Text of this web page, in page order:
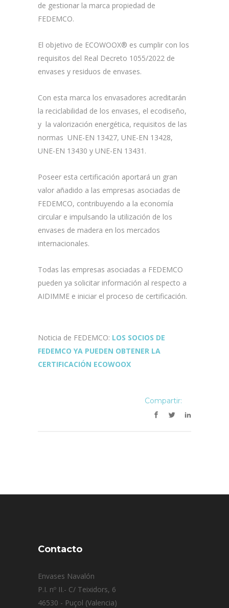
de gestionar la marca propiedad de
FEDEMCO.
El objetivo de ECOWOOX® es cumplir con los
requisitos del Real Decreto 1055/2022 de
envases y residuos de envases.
Con esta marca los envasadores acreditarán
la reciclabilidad de los envases, el ecodiseño,
y la valorización energética, requisitos de las
normas UNE-EN 13427, UNE-EN 13428,
UNE-EN 13430 y UNE-EN 13431.
Poseer esta certificación aportará un gran
valor añadido a las empresas asociadas de
FEDEMCO, contribuyendo a la economía
circular e impulsando la utilización de los
envases de madera en los mercados
internacionales.
Todas las empresas asociadas a FEDEMCO
pueden ya solicitar información al respecto a
AIDIMME e iniciar el proceso de certificación.
Noticia de FEDEMCO: LOS SOCIOS DE
FEDEMCO YA PUEDEN OBTENER LA
CERTIFICACIÓN ECOWOOX
Compartir:
Contacto
Envases Navalón
P.I. nº II.- C/ Teixidors, 6
46530 - Puçol (Valencia)